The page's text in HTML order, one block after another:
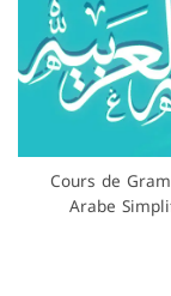
Cours de
Arabe